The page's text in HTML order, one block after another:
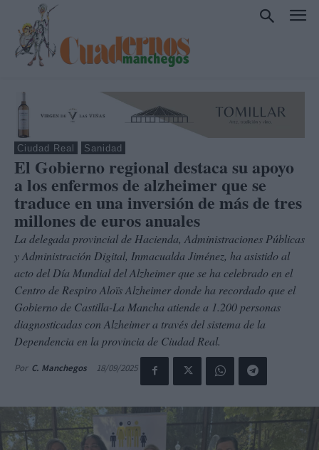
Ciudad Real Sanidad
El Gobierno regional destaca su apoyo
a los enfermos de alzheimer que se
traduce en una inversión de más de tres
millones de euros anuales
La delegada provincial de Hacienda, Administraciones Públicas
y Administración Digital, Inmacualda Jiménez, ha asistido al
acto del Día Mundial del Alzheimer que se ha celebrado en el
Centro de Respiro Aloïs Alzheimer donde ha recordado que el
Gobierno de Castilla-La Mancha atiende a 1.200 personas
diagnosticadas con Alzheimer a través del sistema de la
Dependencia en la provincia de Ciudad Real.
Por C. Manchegos 18/09/2025